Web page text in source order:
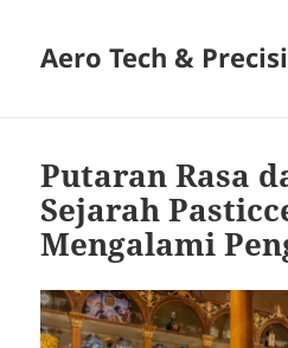
Aero Tech &
Putaran Rasa
Sejarah
Mengalami